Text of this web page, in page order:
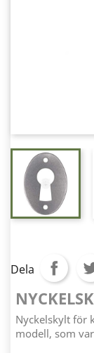
Dela
Nyckelskylt för
modell, som